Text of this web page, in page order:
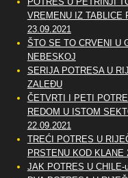
VREMENU IZ TABLICE
23.09.2021
ŠTO SE TO CRVENI U
NEBESKOJ
SERIJA POTRESA U
ZALEĐU
ČETVRTI I PETI
REDOM U ISTOM
22.09.2021
TREĆI POTRES U
PRSTENU KOD KLANE
JAK POTRES U CHILE-